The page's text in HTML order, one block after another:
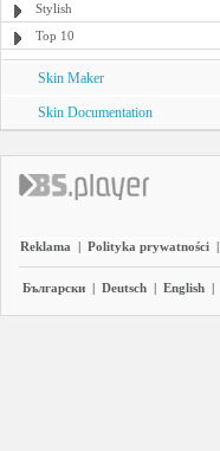
Stylish
Top 10
Skin Maker
Skin Documentation
Reklama | Polityka prywatności |
Български | Deutsch | English |